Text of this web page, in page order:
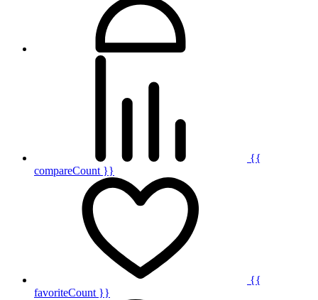
{{
compareCount }}
{{
favoriteCount }}